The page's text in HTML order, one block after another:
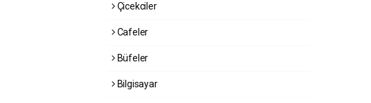
Çicekciler
Cafeler
Büfeler
Bilgisayar